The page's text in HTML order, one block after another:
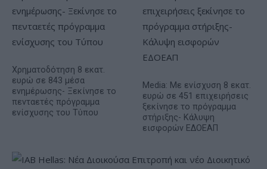
Χρηματοδότηση 8 εκατ.
ευρώ σε 843 μέσα
ενημέρωσης- Ξεκίνησε το
πενταετές πρόγραμμα
ενίσχυσης του Τύπου
Media: Με ενίσχυση 8 εκατ.
ευρώ σε 451 επιχειρήσεις
ξεκίνησε το πρόγραμμα
στήριξης- Κάλυψη
εισφορών ΕΔΟΕΑΠ